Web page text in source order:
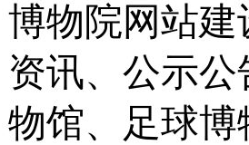
博物院网站建
资讯、 公示公
物馆、足球